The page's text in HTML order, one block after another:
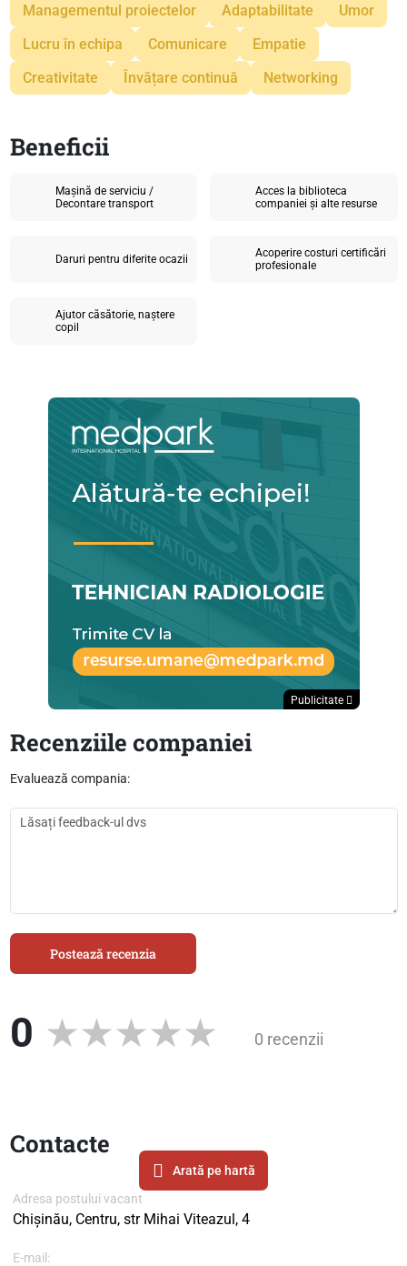
Managementul proiectelor
Adaptabilitate
Umor
Lucru în echipa
Comunicare
Empatie
Creativitate
Învățare continuă Networking
Beneficii
Mașină de serviciu /
Decontare transport
Acces la biblioteca
companiei și alte resurse
Daruri pentru diferite ocazii
Acoperire costuri certificări
profesionale
Ajutor căsătorie, naștere
copil
Publicitate
Recenziile companiei
Evaluează compania:
Postează recenzia
0 0 recenzii
Contacte
Arată pe hartă
Adresa postului vacant
Chișinău, Centru, str Mihai Viteazul, 4
E-mail: